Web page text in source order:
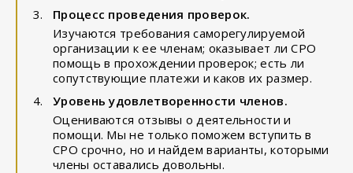
Процесс проведения проверок.
Изучаются требования саморегулируемой
организации к ее членам; оказывает ли СРО
помощь в прохождении проверок; есть ли
сопутствующие платежи и каков их размер.
Уровень удовлетворенности членов.
Оцениваются отзывы о деятельности и
помощи. Мы не только поможем вступить в
СРО срочно, но и найдем варианты, которыми
члены оставались довольны.